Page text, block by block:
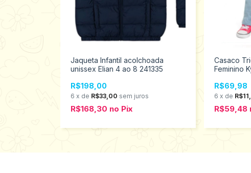
Jaqueta Infantil acolchoada
unissex Elian 4 ao 8 241335
R$198,00
6 x de R$33,00 sem juros
R$168,30 no Pix
Casaco
Feminino
R$69,98
6 x de
R$59,48